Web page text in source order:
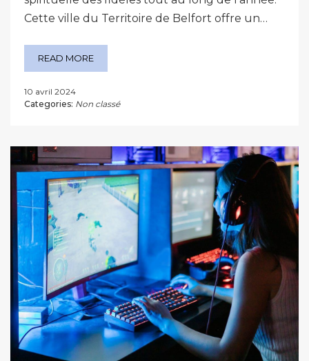
Cette ville du Territoire de Belfort offre un…
READ MORE
10 avril 2024
Categories: Non classé